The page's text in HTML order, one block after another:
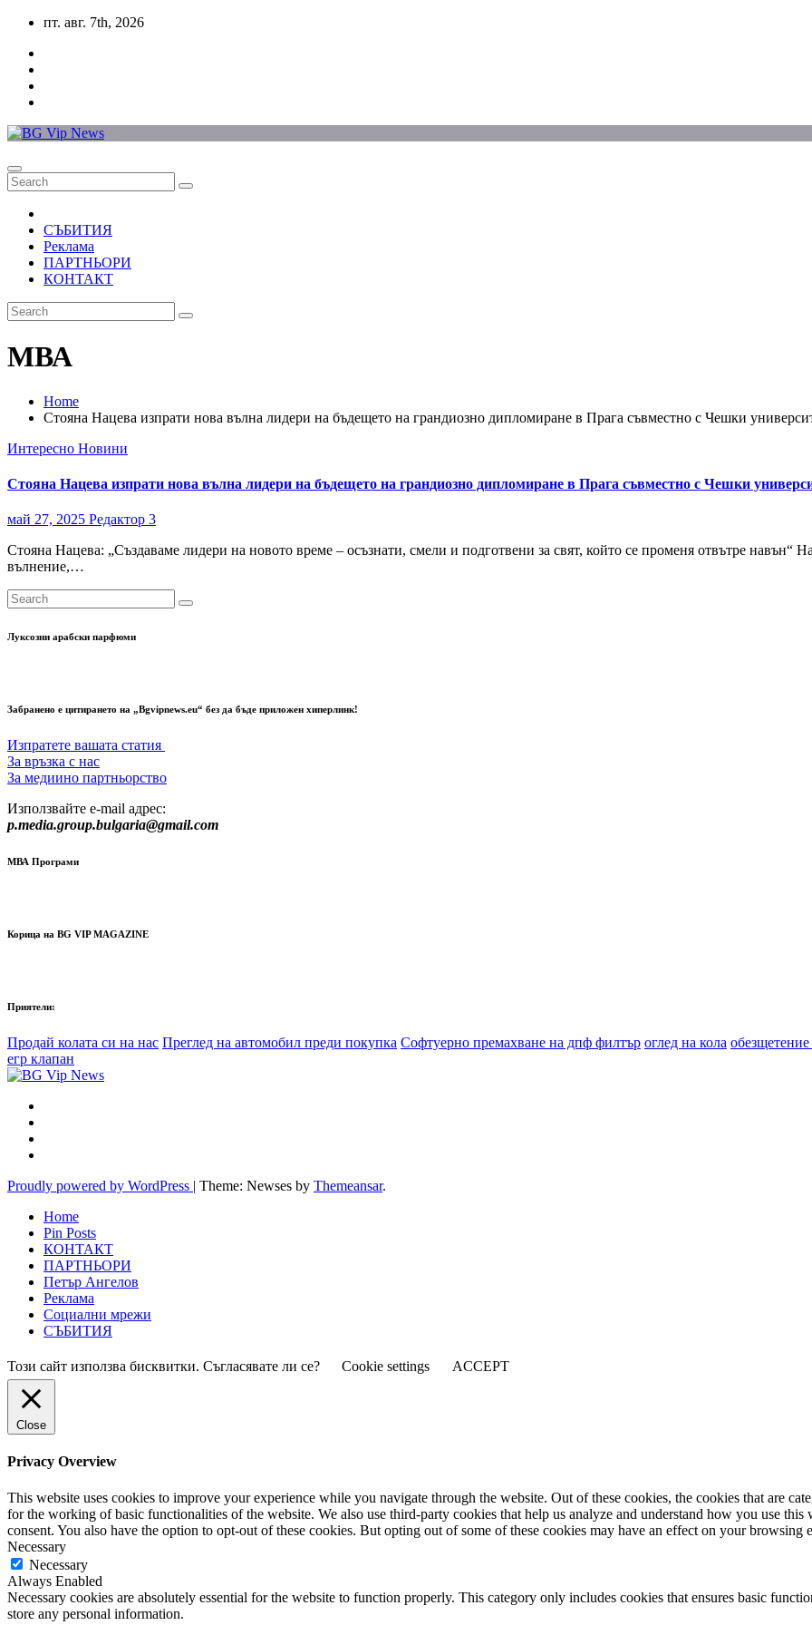
Skip
content
пт. авг. 7th, 2026
СЪБИТИЯ
Реклама
ПАРТНЬОРИ
КОНТАКТ
МВА
Home
Стояна Нацева изпрати нова вълна лидери на бъдещето на грандиозно дипломиране в Прага съвместно с Чешки
Интересно Новини
Стояна Нацева изпрати нова вълна лидери на бъдещето на грандиозно дипломиране в Прага съвместно с Чешки
май 27, 2025 Редактор 3
Стояна Нацева: „Създаваме лидери на новото време – осъзнати, смели и подготвени за свят, който се променя отвътре навън“
вълнение,…
Луксозни арабски парфюми
Забранено е цитирането на „Bgvipnews.eu“ без да бъде приложен хиперлинк!
Изпратете вашата статия
За връзка с нас
За медиино партньорство
Използвайте e-mail адрес:
p.media.group.bulgaria@gmail.com
МВА Програми
Корица на BG VIP MAGAZINE
Приятели:
Продай колата си на нас Преглед на автомобил преди покупка Софтуерно премахване на дпф филтър оглед на кола
егр клапан
Proudly powered by WordPress | Theme: Newses by Themeansar.
Home
Pin Posts
КОНТАКТ
ПАРТНЬОРИ
Петър Ангелов
Реклама
Социални мрежи
СЪБИТИЯ
Този сайт използва бисквитки. Съгласявате ли се? Cookie settings ACCEPT
Close
Privacy Overview
This website uses cookies to improve your experience while you navigate through the website. Out of these cookies, the cookies that are
for the working of basic functionalities of the website. We also use third-party cookies that help us analyze and understand how you use
consent. You also have the option to opt-out of these cookies. But opting out of some of these cookies may have an effect on your browsing
Necessary
Necessary
Always Enabled
Necessary cookies are absolutely essential for the website to function properly. This category only includes cookies that ensures basic
store any personal information.